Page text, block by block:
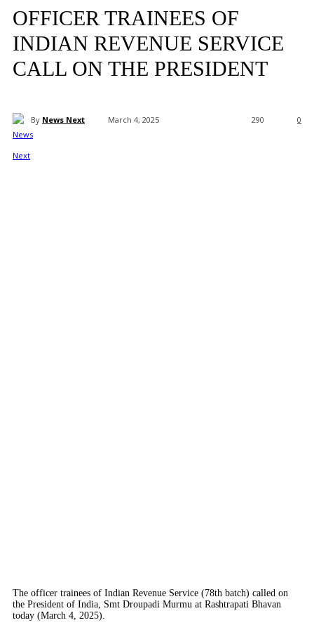
OFFICER TRAINEES OF
INDIAN REVENUE SERVICE
CALL ON THE PRESIDENT
By News Next March 4, 2025 0
290
The officer trainees of Indian Revenue Service (78th batch) called on
the President of India, Smt Droupadi Murmu at Rashtrapati Bhavan
today (March 4, 2025).